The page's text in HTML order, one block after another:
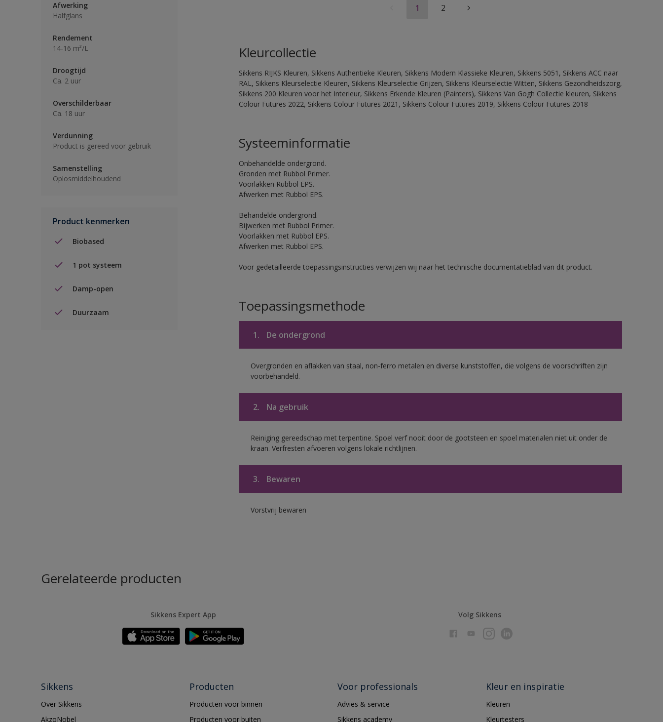
Afwerking
Halfglans
Rendement
14-16 m²/L
Droogtijd
Ca. 2 uur
Overschilderbaar
Ca. 18 uur
Verdunning
Product is gereed voor gebruik
Samenstelling
Oplosmiddelhoudend
Product kenmerken
Biobased
1 pot systeem
Damp-open
Duurzaam
1 2
Kleurcollectie
Sikkens RIJKS Kleuren, Sikkens Authentieke Kleuren, Sikkens Modern Klassieke Kleuren, Sikkens 5051, Sikkens ACC naar
RAL, Sikkens Kleurselectie Kleuren, Sikkens Kleurselectie Grijzen, Sikkens Kleurselectie Witten, Sikkens Gezondheidszorg,
Sikkens 200 Kleuren voor het Interieur, Sikkens Erkende Kleuren (Painters), Sikkens Van Gogh Collectie kleuren, Sikkens
Colour Futures 2022, Sikkens Colour Futures 2021, Sikkens Colour Futures 2019, Sikkens Colour Futures 2018
Systeeminformatie
Onbehandelde ondergrond.
Gronden met Rubbol Primer.
Voorlakken Rubbol EPS.
Afwerken met Rubbol EPS.
Behandelde ondergrond.
Bijwerken met Rubbol Primer.
Voorlakken met Rubbol EPS.
Afwerken met Rubbol EPS.
Voor gedetailleerde toepassingsinstructies verwijzen wij naar het technische documentatieblad van dit product.
Toepassingsmethode
1. De ondergrond
Overgronden en aflakken van staal, non-ferro metalen en diverse kunststoffen, die volgens de voorschriften zijn
voorbehandeld.
2. Na gebruik
Reiniging gereedschap met terpentine. Spoel verf nooit door de gootsteen en spoel materialen niet uit onder de
kraan. Verfresten afvoeren volgens lokale richtlijnen.
3. Bewaren
Vorstvrij bewaren
Gerelateerde producten
Sikkens Expert App Volg Sikkens
Sikkens
Over Sikkens
AkzoNobel
Producten
Producten voor binnen
Producten voor buiten
Voor professionals
Advies & service
Sikkens academy
Kleur en inspiratie
Kleuren
Kleurtesters